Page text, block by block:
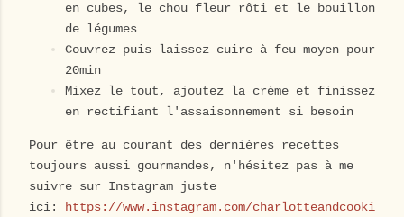
en cubes, le chou fleur rôti et le bouillon
de légumes
Couvrez puis laissez cuire à feu moyen pour
20min
Mixez le tout, ajoutez la crème et finissez
en rectifiant l'assaisonnement si besoin
Pour être au courant des dernières recettes
toujours aussi gourmandes, n'hésitez pas à me
suivre sur Instagram juste
ici:
https://www.instagram.com/charlotteandcooki